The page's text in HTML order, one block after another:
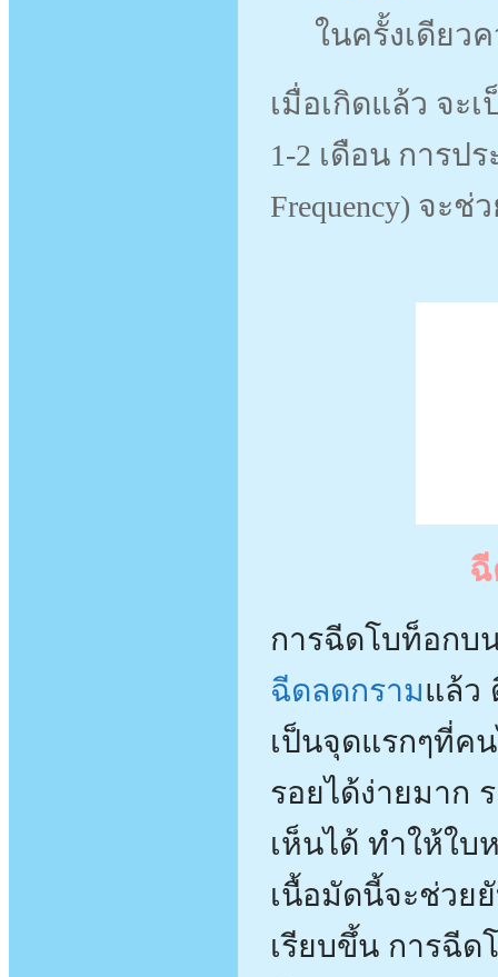
ในครั้งเดียว
เมื่อเกิดแล้ว จะ
1-2 เดือน การป
Frequency) จะ
การฉีดโบท็อกบ
ฉีดลดกรามแล้ว
เป็นจุดแรกๆที่ค
รอยได้ง่ายมาก
เห็นได้ ทำให้ใ
เนื้อมัดนี้จะช่วย
เรียบขึ้น การฉีด